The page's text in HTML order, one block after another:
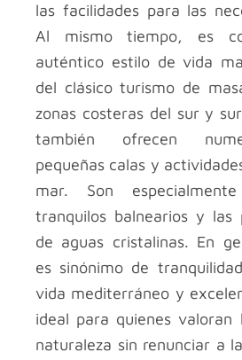
las facilidades para las
Al mismo tiempo, es
auténtico estilo de vida
del clásico turismo de
zonas costeras del sur y
también ofrecen
pequeñas calas y
mar. Son
tranquilos balnearios y las
de aguas cristalinas. En
es sinónimo de
vida mediterráneo y
ideal para quienes
naturaleza sin renunciar a